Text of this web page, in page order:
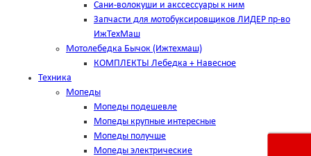
Сани-волокуши и акссессуары к ним
Запчасти для мотобуксировщиков ЛИДЕР пр-во
ИжТехМаш
Мотолебедка Бычок (Ижтехмаш)
КОМПЛЕКТЫ Лебедка + Навесное
Техника
Мопеды
Мопеды подешевле
Мопеды крупные интересные
Мопеды получше
Мопеды электрические